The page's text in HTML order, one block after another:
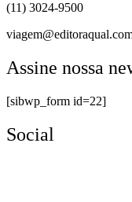
(11) 3024-9500
Assine nossa
[sibwp_form id=22]
Social